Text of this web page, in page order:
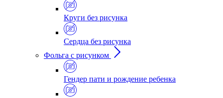
Круги без рисунка
Сердца без рисунка
Фольга с рисунком
Гендер пати и рождение ребенка